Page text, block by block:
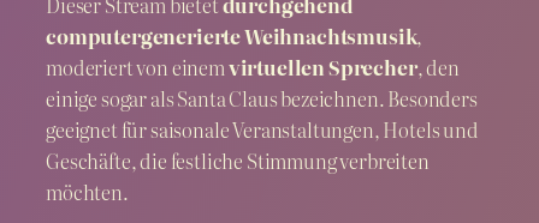
computergenerierte Weihnachtsmusik,
moderiert von einemvirtuellen Sprecher, den
einige sogar als Santa Claus bezeichnen. Besonders
geeignet für saisonale Veranstaltungen, Hotels und
Geschäfte, die festliche Stimmung verbreiten
möchten.